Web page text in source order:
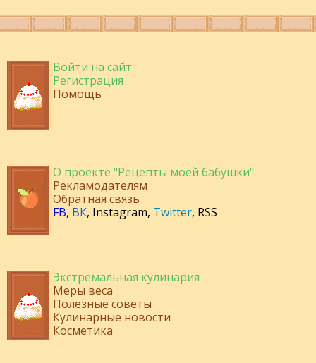
Войти на сайт
Регистрация
Помощь
О проекте "Рецепты моей бабушки"
Рекламодателям
Обратная связь
FB, ВК, Instagram, Twitter, RSS
Экстремальная кулинария
Меры веса
Полезные советы
Кулинарные новости
Косметика